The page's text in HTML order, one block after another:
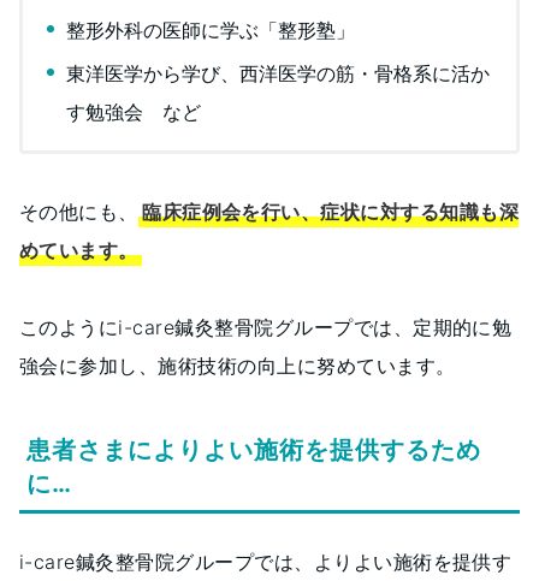
整形外科の医師に学ぶ「整形塾」
東洋医学から学び、西洋医学の筋・骨格系に活か
す勉強会 など
その他にも、
臨床症例会を行い、症状に対する知識も深
めています。
このようにi-care鍼灸整骨院グループでは、定期的に勉
強会に参加し、施術技術の向上に努めています。
患者さまによりよい施術を提供するため
に…
i-care鍼灸整骨院グループでは、よりよい施術を提供す